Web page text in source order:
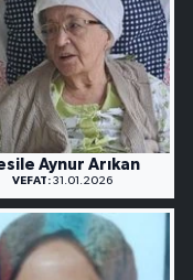
Aynur Arıkan
VEFAT: 31.01.2026